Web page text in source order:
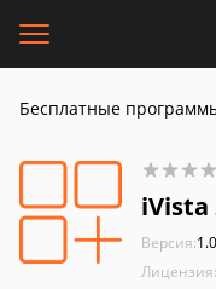
Бесплатные
iVista
Версия:1.0
Лицензия: